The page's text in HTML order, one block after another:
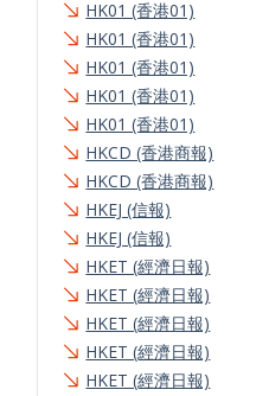
HK01 (香港01)
HK01 (香港01)
HK01 (香港01)
HK01 (香港01)
HK01 (香港01)
HKCD (香港商報)
HKCD (香港商報)
HKEJ (信報)
HKEJ (信報)
HKET (經濟日報)
HKET (經濟日報)
HKET (經濟日報)
HKET (經濟日報)
HKET (經濟日報)